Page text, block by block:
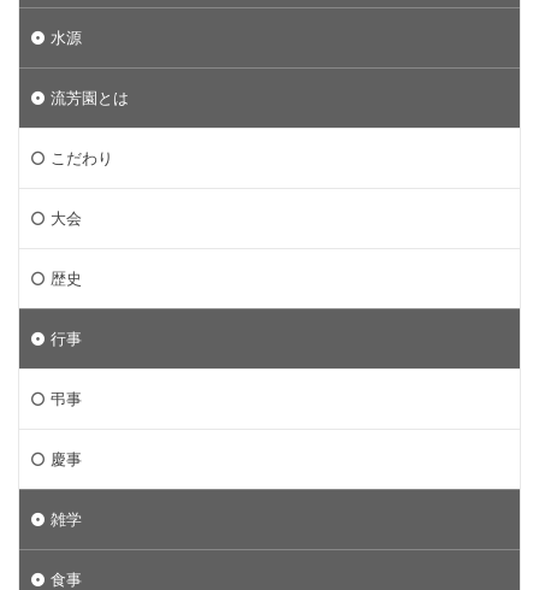
水源
流芳園とは
こだわり
大会
歴史
行事
弔事
慶事
雑学
食事